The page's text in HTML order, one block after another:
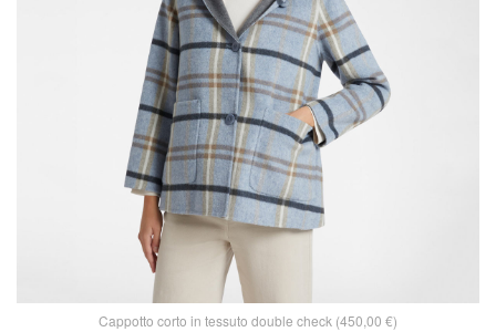
Cappotto corto in tessuto double check (450,00 €)